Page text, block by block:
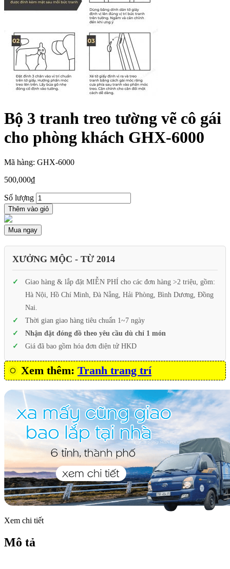
Bộ 3 tranh treo tường vẽ cô gái
cho phòng khách GHX-6000
Mã hàng: GHX-6000
500,000₫
Số lượng
Thêm vào giỏ
Mua ngay
XƯỞNG MỘC - TỪ 2014
Giao hàng & lắp đặt MIỄN PHÍ cho các đơn hàng >2 triệu, gồm:
Hà Nội, Hồ Chí Minh, Đà Nẵng, Hải Phòng, Bình Dương, Đồng
Nai.
Thời gian giao hàng tiêu chuẩn 1~7 ngày
Nhận đặt đóng đồ theo yêu cầu dù chỉ 1 món
Giá đã bao gồm hóa đơn điện tử HKD
Xem thêm: Tranh trang trí
Xem chi tiết
Mô tả